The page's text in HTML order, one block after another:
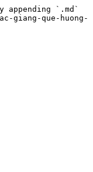
`.md`
giang-que-huong-